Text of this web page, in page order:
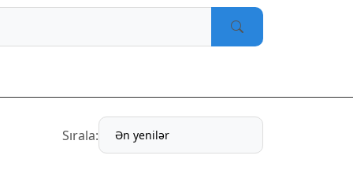
Sırala: